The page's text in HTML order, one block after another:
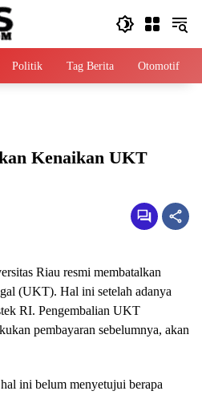
Politik Tag Berita Otomotif
Kenaikan UKT
Riau resmi membatalkan
(UKT). Hal ini setelah adanya
RI. Pengembalian UKT
pembayaran sebelumnya, akan
ini belum menyetujui berapa